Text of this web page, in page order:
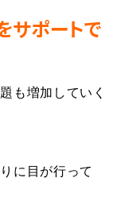
サポートで
も増加していく
に目が行って